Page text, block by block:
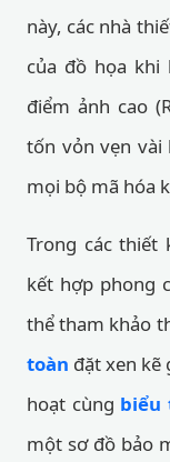
này, các nhà
của đồ họa
điểm ảnh cao
tốn vỏn vẹn
mọi bộ mã hóa
Trong các
kết hợp phong
thể tham khảo
toàn đặt xen kẽ
hoạt cùng biểu
một sơ đồ bảo